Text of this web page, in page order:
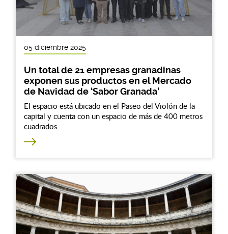
05 diciembre 2025
Un total de 21 empresas granadinas
exponen sus productos en el Mercado
de Navidad de ‘Sabor Granada’
El espacio está ubicado en el Paseo del Violón de la
capital y cuenta con un espacio de más de 400 metros
cuadrados